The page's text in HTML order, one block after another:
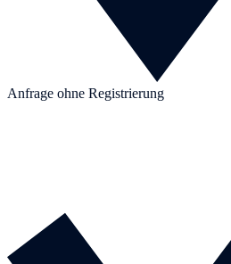
Anfrage ohne Registrierung